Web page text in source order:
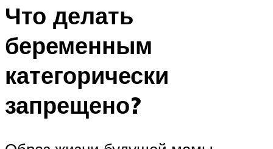
Что делать
беременным
категорически
запрещено?